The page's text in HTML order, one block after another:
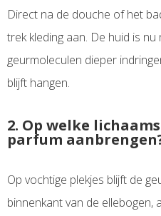
Direct na de douche of het
trek kleding aan. De huid is
geurmoleculen dieper
blijft hangen.
2. Op welke
parfum
Op vochtige plekjes blijft de
binnenkant van de